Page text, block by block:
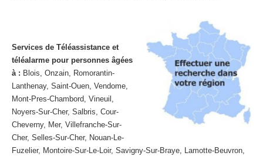
Services de Téléassistance et
téléalarme pour personnes âgées
à : Blois, Onzain, Romorantin-
Lanthenay, Saint-Ouen, Vendome,
Mont-Pres-Chambord, Vineuil,
Noyers-Sur-Cher, Salbris, Cour-
Cheverny, Mer, Villefranche-Sur-
Cher, Selles-Sur-Cher, Nouan-Le-
Fuzelier, Montoire-Sur-Le-Loir, Savigny-Sur-Braye, Lamotte-Beuvron,